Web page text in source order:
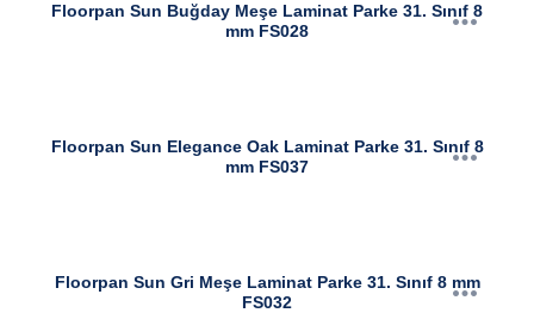
Floorpan Sun Buğday Meşe Laminat Parke 31. Sınıf 8
mm FS028
Floorpan Sun Elegance Oak Laminat Parke 31. Sınıf 8
mm FS037
Floorpan Sun Gri Meşe Laminat Parke 31. Sınıf 8 mm
FS032